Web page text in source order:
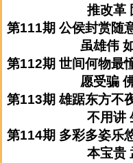
推改革
第111期 公侯封赏随
虽雄伟
第112期 世间何物最
愿受骗
第113期 雄踞东方不
不用讲
第114期 多彩多姿乐
本宝贵